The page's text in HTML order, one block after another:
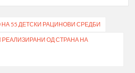
55 ДЕТСКИ РАЦИНОВИ СРЕДБИ
ОД СТРАНА НА